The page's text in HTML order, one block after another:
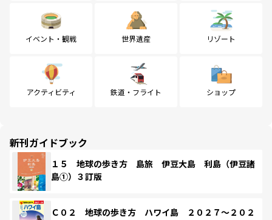
イベント・観戦 世界遺産 リゾート
アクティビティ 鉄道・フライト ショップ
新刊ガイドブック
１５ 地球の歩き方 島旅 伊豆大島 利島（伊豆諸
島①）３訂版
Ｃ０２ 地球の歩き方 ハワイ島 ２０２７～２０２